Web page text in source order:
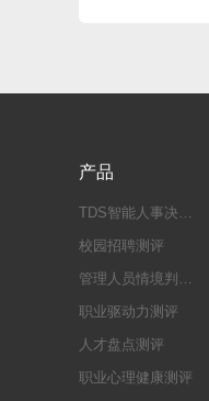
产品
校园招聘测评
职业驱动力测评
人才盘点测评
职业心理健康测评